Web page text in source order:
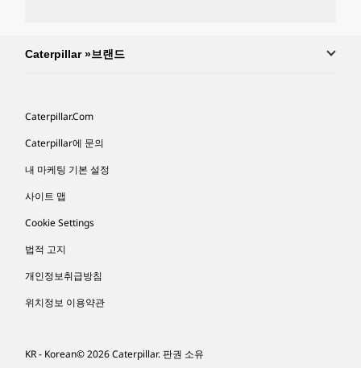
Caterpillar »브랜드
Caterpillar.com
Caterpillar에 문의
내 마케팅 기본 설정
사이트 맵
Cookie Settings
법적 고지
개인정보취급방침
위치정보 이용약관
KR - Korean© 2026 Caterpillar. 판권 소유